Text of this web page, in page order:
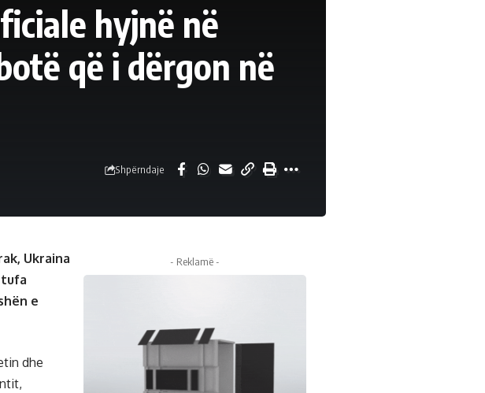
hyjnë në
që i dërgon në
Shpërndaje
Ukraina
e
dhe
- Reklamë -